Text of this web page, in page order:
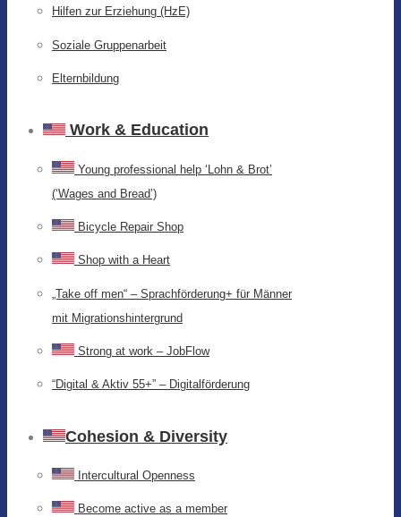
Hilfen zur Erziehung (HzE)
Soziale Gruppenarbeit
Elternbildung
Work & Education
Young professional help ‘Lohn & Brot’
(‘Wages and Bread’)
Bicycle Repair Shop
Shop with a Heart
„Take off men“ – Sprachförderung+ für Männer
mit Migrationshintergrund
Strong at work – JobFlow
“Digital & Aktiv 55+” – Digitalförderung
Cohesion & Diversity
Intercultural Openness
Become active as a member